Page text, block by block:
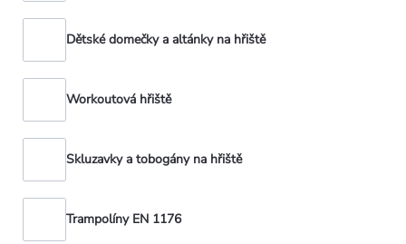
Dětské domečky a altánky na hřiště
Workoutová hřiště
Skluzavky a tobogány na hřiště
Trampolíny EN 1176